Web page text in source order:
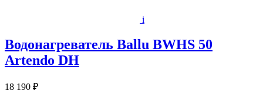
i
Водонагреватель Ballu BWHS 50
Artendo DH
18 190 ₽